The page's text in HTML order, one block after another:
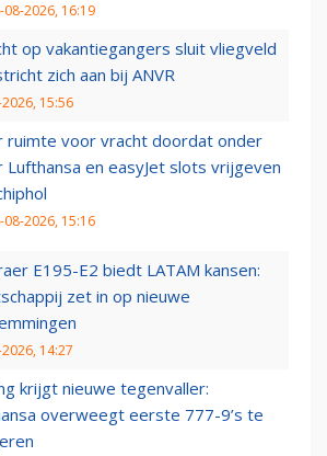
08-2026, 16:19
op vakantiegangers sluit vliegveld
zich aan bij ANVR
15:56
ruimte voor vracht doordat onder
Lufthansa en easyJet slots vrijgeven
08-2026, 15:16
E195-E2 biedt LATAM kansen:
zet in op nieuwe
14:27
krijgt nieuwe tegenvaller:
overweegt eerste 777-9’s te